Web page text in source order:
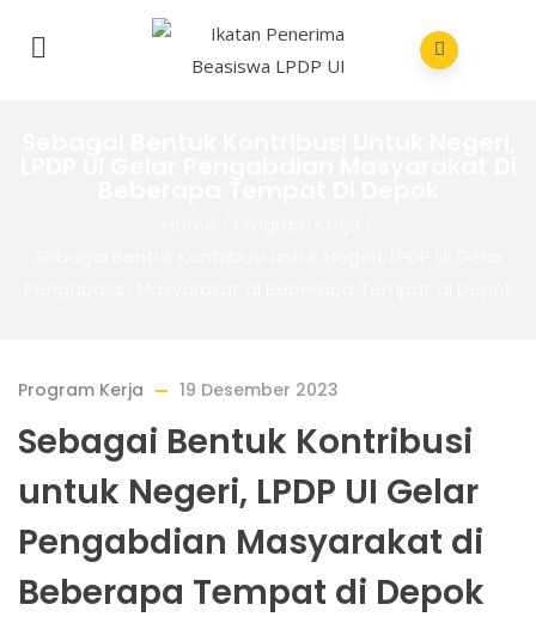
Program Kerja 19 Desember 2023
Sebagai Bentuk Kontribusi
untuk Negeri, LPDP UI Gelar
Pengabdian Masyarakat di
Beberapa Tempat di Depok